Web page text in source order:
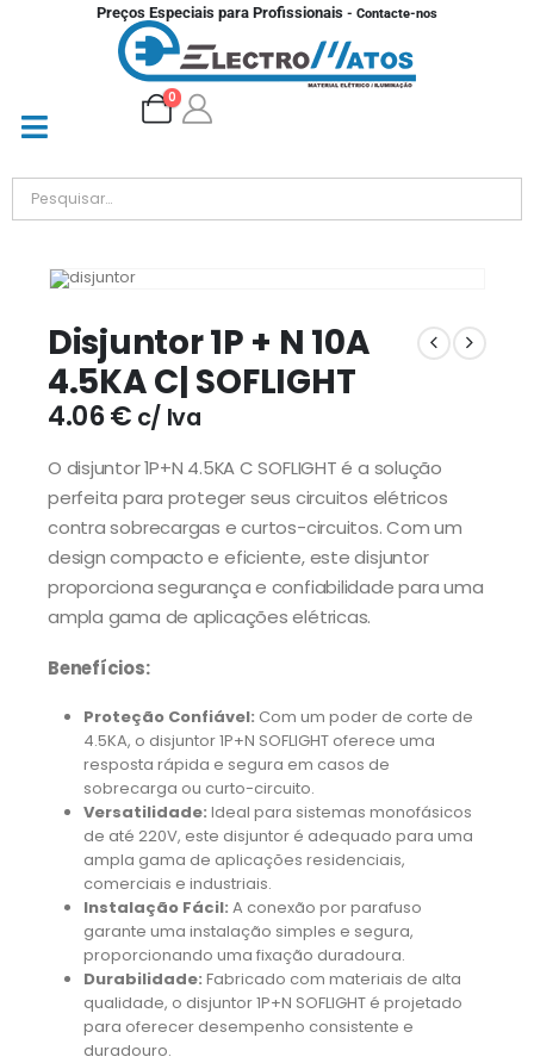
Preços Especiais para Profissionais - Contacte-nos
0
Disjuntor 1P + N 10A
4.5KA C| SOFLIGHT
4.06€ c/ Iva
O disjuntor 1P+N 4.5KA C SOFLIGHT é a solução
perfeita para proteger seus circuitos elétricos
contra sobrecargas e curtos-circuitos. Com um
design compacto e eficiente, este disjuntor
proporciona segurança e confiabilidade para uma
ampla gama de aplicações elétricas.
Benefícios:
Proteção Confiável: Com um poder de corte de
4.5KA, o disjuntor 1P+N SOFLIGHT oferece uma
resposta rápida e segura em casos de
sobrecarga ou curto-circuito.
Versatilidade: Ideal para sistemas monofásicos
de até 220V, este disjuntor é adequado para uma
ampla gama de aplicações residenciais,
comerciais e industriais.
Instalação Fácil: A conexão por parafuso
garante uma instalação simples e segura,
proporcionando uma fixação duradoura.
Durabilidade: Fabricado com materiais de alta
qualidade, o disjuntor 1P+N SOFLIGHT é projetado
para oferecer desempenho consistente e
duradouro.